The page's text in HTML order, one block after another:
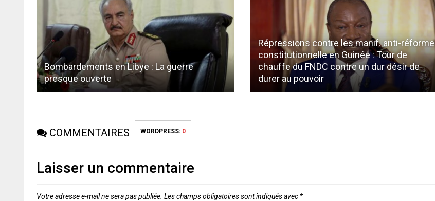
Bombardements en Libye : La guerre
presque ouverte
Répressions contre les manif. anti-réforme
constitutionnelle en Guinée : Tour de
chauffe du FNDC contre un dur désir de
durer au pouvoir
COMMENTAIRES WORDPRESS: 0
Laisser un commentaire
Votre adresse e-mail ne sera pas publiée. Les champs obligatoires sont indiqués avec *